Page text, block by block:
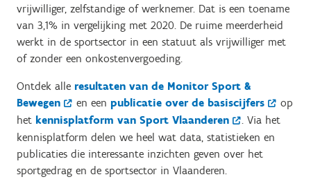
vrijwilliger, zelfstandige of werknemer. Dat is een toename
van 3,1% in vergelijking met 2020. De ruime meerderheid
werkt in de sportsector in een statuut als vrijwilliger met
of zonder een onkostenvergoeding.
Ontdek alle resultaten van de Monitor Sport &
Bewegen
en een publicatie over de basiscijfers
op
het kennisplatform van Sport Vlaanderen
. Via het
kennisplatform delen we heel wat data, statistieken en
publicaties die interessante inzichten geven over het
sportgedrag en de sportsector in Vlaanderen.